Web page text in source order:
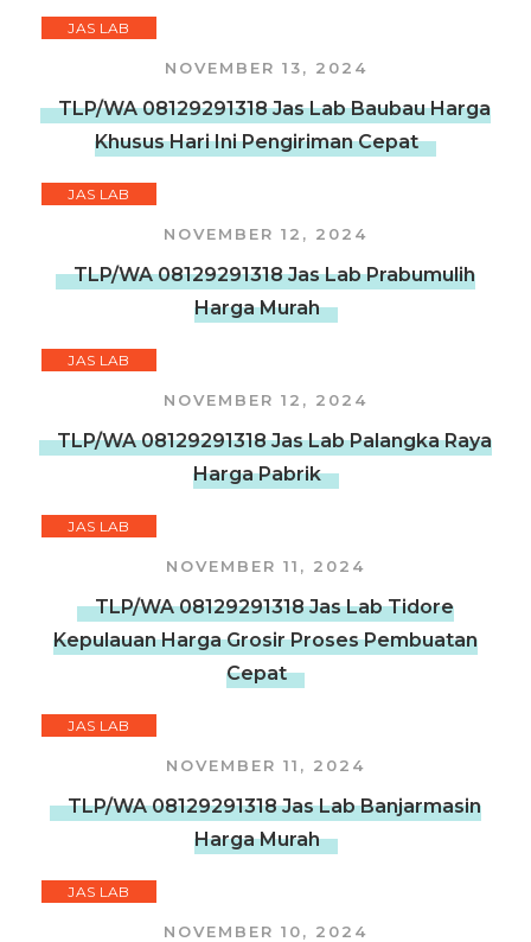
JAS LAB
NOVEMBER 13, 2024
TLP/WA 08129291318 Jas Lab Baubau Harga
Khusus Hari Ini Pengiriman Cepat
JAS LAB
NOVEMBER 12, 2024
TLP/WA 08129291318 Jas Lab Prabumulih
Harga Murah
JAS LAB
NOVEMBER 12, 2024
TLP/WA 08129291318 Jas Lab Palangka Raya
Harga Pabrik
JAS LAB
NOVEMBER 11, 2024
TLP/WA 08129291318 Jas Lab Tidore
Kepulauan Harga Grosir Proses Pembuatan
Cepat
JAS LAB
NOVEMBER 11, 2024
TLP/WA 08129291318 Jas Lab Banjarmasin
Harga Murah
JAS LAB
NOVEMBER 10, 2024